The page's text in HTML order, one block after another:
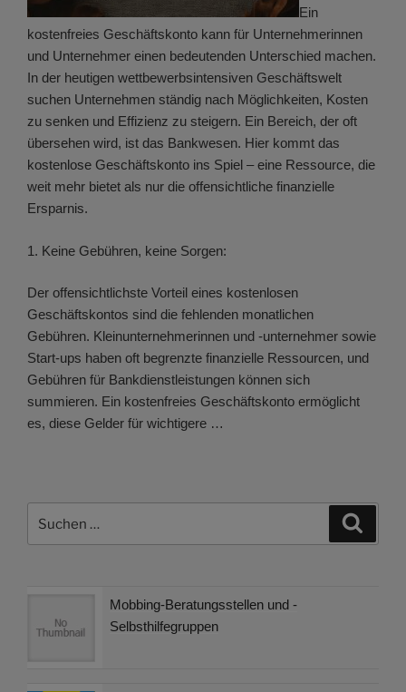
Ein
kostenfreies Geschäftskonto kann für Unternehmerinnen
und Unternehmer einen bedeutenden Unterschied machen.
In der heutigen wettbewerbsintensiven Geschäftswelt
suchen Unternehmen ständig nach Möglichkeiten, Kosten
zu senken und Effizienz zu steigern. Ein Bereich, der oft
übersehen wird, ist das Bankwesen. Hier kommt das
kostenlose Geschäftskonto ins Spiel – eine Ressource, die
weit mehr bietet als nur die offensichtliche finanzielle
Ersparnis.
1. Keine Gebühren, keine Sorgen:
Der offensichtlichste Vorteil eines kostenlosen
Geschäftskontos sind die fehlenden monatlichen
Gebühren. Kleinunternehmerinnen und -unternehmer sowie
Start-ups haben oft begrenzte finanzielle Ressourcen, und
Gebühren für Bankdienstleistungen können sich
summieren. Ein kostenfreies Geschäftskonto ermöglicht
es, diese Gelder für wichtigere …
nach:
Mobbing-Beratungsstellen und -
Selbsthilfegruppen